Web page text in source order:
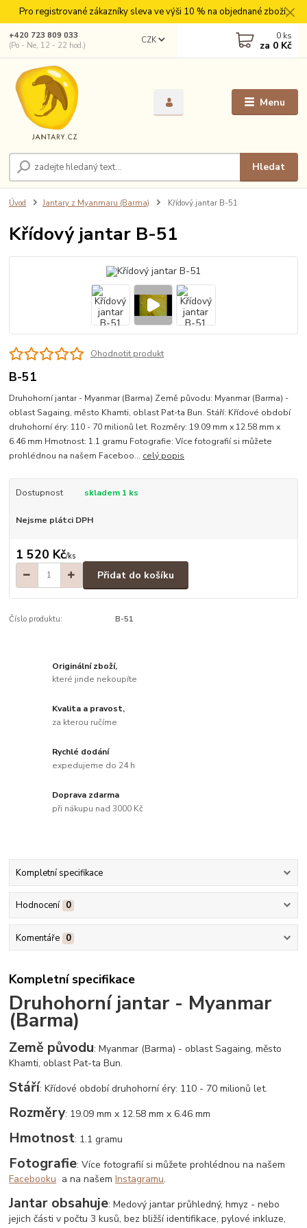
Pro registrované zákazníky sleva ve výši 10 % na objednané zboží.
Menu
CZK
Hledat
+420 723 809 033
(Po - Ne, 12 - 22 hod.)
0 ks
za 0 Kč
Úvod Jantary z Myanmaru (Barma) Křídový jantar B-51
Křídový jantar B-51
Ohodnotit produkt
B-51
Druhohorní jantar - Myanmar (Barma) Země původu: Myanmar (Barma) -
oblast Sagaing, město Khamti, oblast Pat-ta Bun. Stáří: Křídové období
druhohorní éry: 110 - 70 milionů let. Rozměry: 19.09 mm x 12.58 mm x
6.46 mm Hmotnost: 1.1 gramu Fotografie: Více fotografií si můžete
prohlédnou na našem Faceboo... celý popis
Dostupnost skladem 1 ks
Nejsme plátci DPH
1 520 Kč/ks
Přidat do košíku
Číslo produktu: B-51
Originální zboží,
které jinde nekoupíte
Kvalita a pravost,
za kterou ručíme
Rychlé dodání
expedujeme do 24 h
Doprava zdarma
při nákupu nad 3000 Kč
Kompletní specifikace
Hodnocení 0
Komentáře 0
Kompletní specifikace
Druhohorní jantar - Myanmar
(Barma)
Země původu: Myanmar (Barma) - oblast Sagaing, město
Khamti, oblast Pat-ta Bun.
Stáří: Křídové období druhohorní éry: 110 - 70 milionů let.
Rozměry: 19.09 mm x 12.58 mm x 6.46 mm
Hmotnost: 1.1 gramu
Fotografie: Více fotografií si můžete prohlédnou na našem
Facebooku a na našemInstagramu.
Jantar obsahuje: Medový jantar průhledný, hmyz - nebo
jejich části v počtu 3 kusů, bez bližší identifikace, pylové inkluze,